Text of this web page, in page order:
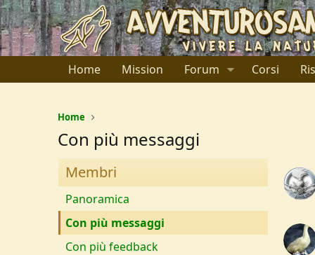
Home Mission Forum Corsi
Home
Con più messaggi
Membri
Panoramica
Con più messaggi
Con più feedback